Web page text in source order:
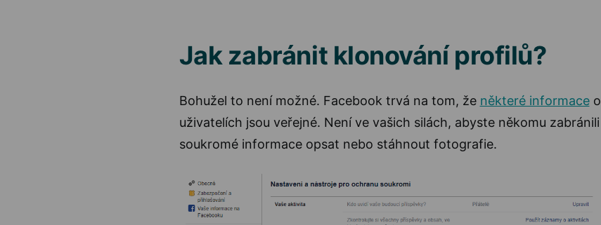
Jak zabránit klonování profilů?
Bohužel to není možné. Facebook trvá na tom, že některé informaceo
uživatelích jsou veřejné. Není ve vašich silách, abyste někomu zabránili
soukromé informace opsat nebo stáhnout fotografie.